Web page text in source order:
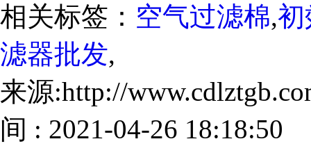
相关标签： 空气过滤棉,初
滤器批发,
来源:http://
间 : 2021-04-26 18:18:50